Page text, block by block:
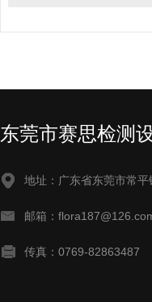
东莞市赛思检测
地址：广东省东莞市常
邮箱：
传真：0769-82863487